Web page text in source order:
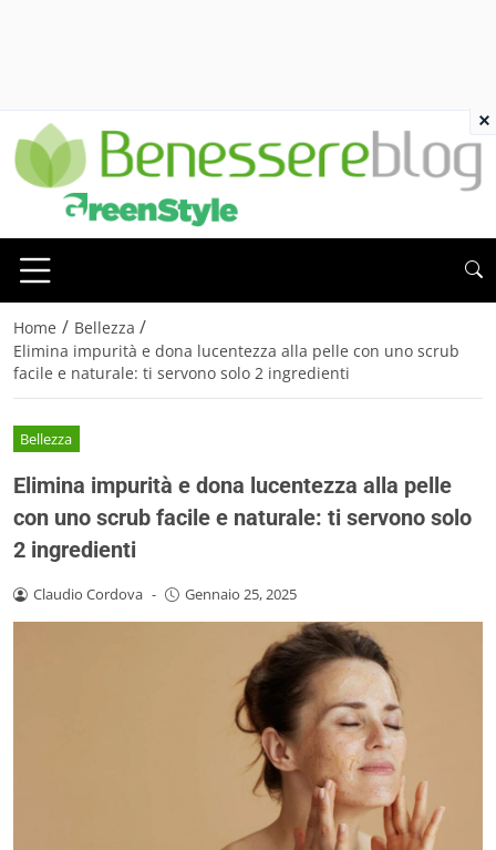
Home / Bellezza /
Elimina impurità e dona lucentezza alla pelle con uno scrub
facile e naturale: ti servono solo 2 ingredienti
Bellezza
Elimina impurità e dona lucentezza alla pelle
con uno scrub facile e naturale: ti servono solo
2 ingredienti
Claudio Cordova - Gennaio 25, 2025
×